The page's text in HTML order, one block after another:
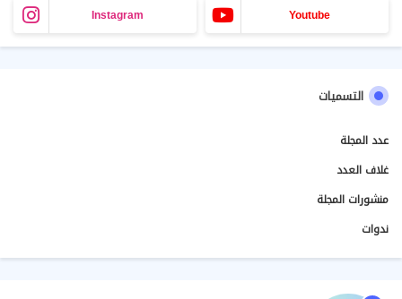
Instagram Youtube
التسميات
عدد المجلة
غلاف العدد
منشورات المجلة
ندوات